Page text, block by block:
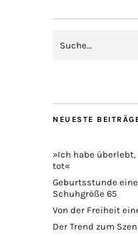
NEUESTE
»Ich habe
tot«
Geburtsstunde
Schuhgröße 65
Von der Freiheit
Der Trend zum